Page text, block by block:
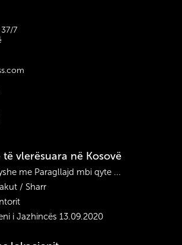
7
vlerësuara në Kosovë
me Paragllajd mbi qyte ...
/ Sharr
i Jazhincës 13.09.2020